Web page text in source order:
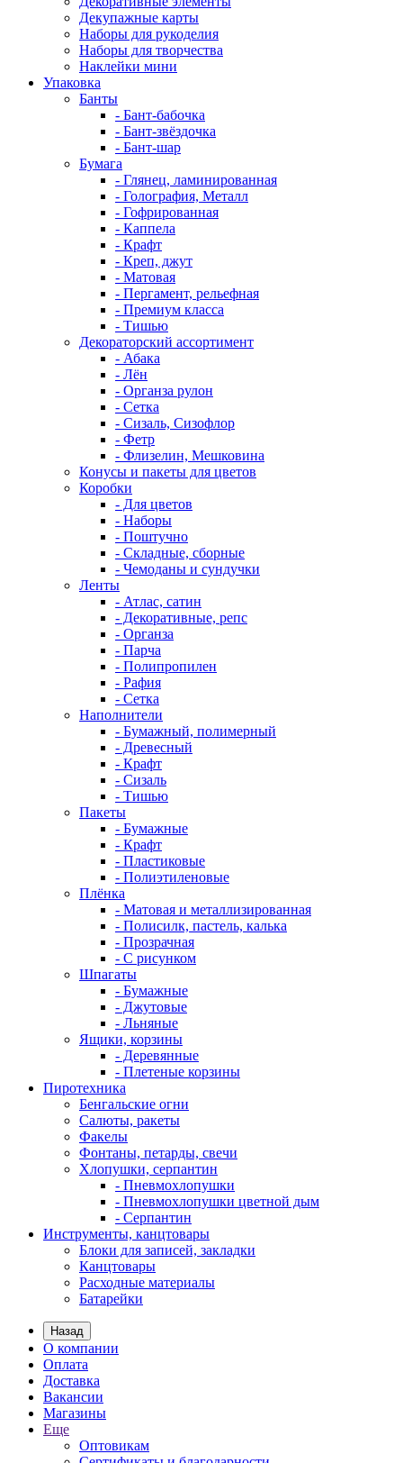
Декупажные карты
Наборы для рукоделия
Наборы для творчества
Наклейки мини
Упаковка
Банты
- Бант-бабочка
- Бант-звёздочка
- Бант-шар
Бумага
- Глянец, ламинированная
- Голография, Металл
- Гофрированная
- Каппела
- Крафт
- Креп, джут
- Матовая
- Пергамент, рельефная
- Премиум класса
- Тишью
Декораторский ассортимент
- Абака
- Лён
- Органза рулон
- Сетка
- Сизаль, Сизофлор
- Фетр
- Флизелин, Мешковина
Конусы и пакеты для цветов
Коробки
- Для цветов
- Наборы
- Поштучно
- Складные, сборные
- Чемоданы и сундучки
Ленты
- Атлас, сатин
- Декоративные, репс
- Органза
- Парча
- Полипропилен
- Рафия
- Сетка
Наполнители
- Бумажный, полимерный
- Древесный
- Крафт
- Сизаль
- Тишью
Пакеты
- Бумажные
- Крафт
- Пластиковые
- Полиэтиленовые
Плёнка
- Матовая и металлизированная
- Полисилк, пастель, калька
- Прозрачная
- С рисунком
Шпагаты
- Бумажные
- Джутовые
- Льняные
Ящики, корзины
- Деревянные
- Плетеные корзины
Пиротехника
Бенгальские огни
Салюты, ракеты
Факелы
Фонтаны, петарды, свечи
Хлопушки, серпантин
- Пневмохлопушки
- Пневмохлопушки цветной дым
- Серпантин
Инструменты, канцтовары
Блоки для записей, закладки
Канцтовары
Расходные материалы
Батарейки
Назад
О компании
Оплата
Доставка
Вакансии
Магазины
Еще
Оптовикам